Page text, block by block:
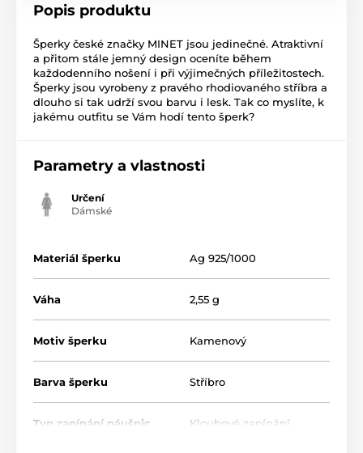
Popis produktu
Šperky české značky MINET jsou jedinečné. Atraktivní
a přitom stále jemný design oceníte během
každodenního nošení i při výjimečných příležitostech.
Šperky jsou vyrobeny z pravého rhodiovaného stříbra a
dlouho si tak udrží svou barvu i lesk. Tak co myslíte, k
jakému outfitu se Vám hodí tento šperk?
Parametry a vlastnosti
Určení
Dámské
Materiál šperku Ag 925/1000
Váha 2,55 g
Motiv šperku Kamenový
Barva šperku Stříbro
Typ zapínání náušnic Kloubové zapínání